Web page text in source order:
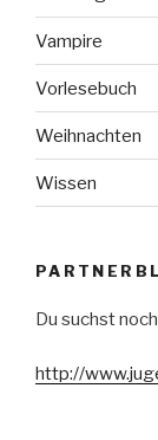
Vampire
Vorlesebuch
Weihnachten
Wissen
Du suchst
http://